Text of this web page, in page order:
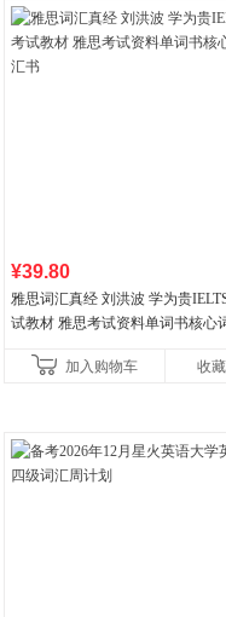
¥39.80
雅思词汇真经 刘洪波 学为贵
试教材 雅思考试资料单词书核心
加入购物车
收藏